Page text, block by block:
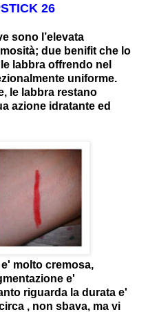
26
sono l’elevata
due benifit che lo
labbra offrendo nel
uniforme.
le labbra restano
azione idratante ed
molto cremosa,
e'
riguarda la durata e'
, non sbava, ma vi